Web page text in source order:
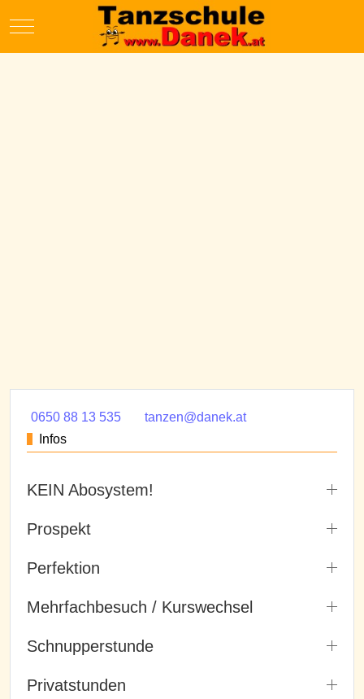
Mobile Menu Toggle
0650 88 13 535
tanzen@danek.at
Infos
KEIN Abosystem!
Prospekt
Perfektion
Mehrfachbesuch / Kurswechsel
Schnupperstunde
Privatstunden